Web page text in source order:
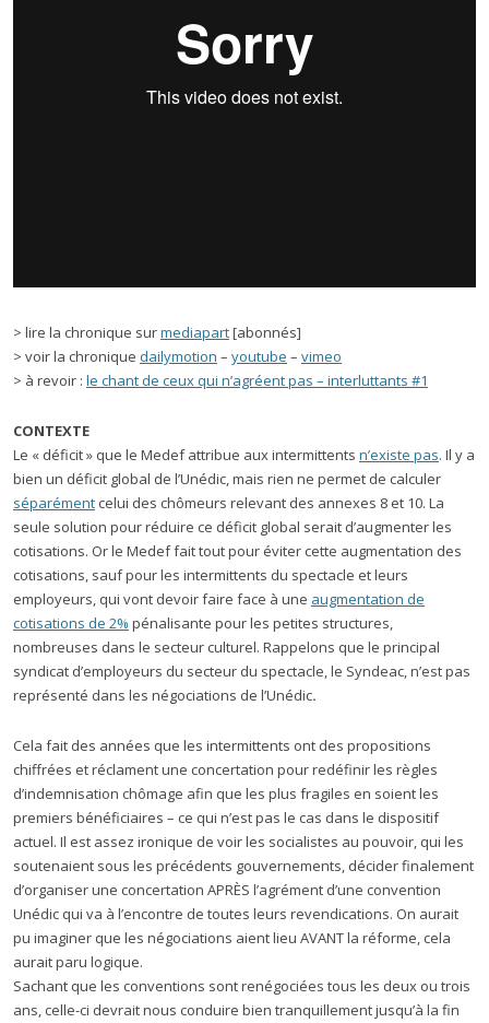
> lire la chronique surmediapart[abonnés]
> voir la chronique dailymotion – youtube – vimeo
> à revoir : le chant de ceux qui n’agréent pas – interluttants #1
CONTEXTE
Le « déficit » que le Medef attribue aux intermittents n’existe pas. Il y a
bien un déficit global de l’Unédic, mais rien ne permet de calculer
séparément celui des chômeurs relevant des annexes 8 et 10. La
seule solution pour réduire ce déficit global serait d’augmenter les
cotisations. Or le Medef fait tout pour éviter cette augmentation des
cotisations, sauf pour les intermittents du spectacle et leurs
employeurs, qui vont devoir faire face à une augmentation de
cotisations de 2% pénalisante pour les petites structures,
nombreuses dans le secteur culturel. Rappelons que le principal
syndicat d’employeurs du secteur du spectacle, le Syndeac, n’est pas
représenté dans les négociations de l’Unédic.
Cela fait des années que les intermittents ont des propositions
chiffrées et réclament une concertation pour redéfinir les règles
d’indemnisation chômage afin que les plus fragiles en soient les
premiers bénéficiaires – ce qui n’est pas le cas dans le dispositif
actuel. Il est assez ironique de voir les socialistes au pouvoir, qui les
soutenaient sous les précédents gouvernements, décider finalement
d’organiser une concertation APRÈS l’agrément d’une convention
Unédic qui va à l’encontre de toutes leurs revendications. On aurait
pu imaginer que les négociations aient lieu AVANT la réforme, cela
aurait paru logique.
Sachant que les conventions sont renégociées tous les deux ou trois
ans, celle-ci devrait nous conduire bien tranquillement jusqu’à la fin